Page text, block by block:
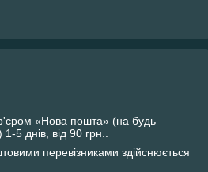
«Нова пошта» (на будь
5 днів, від 90 грн..
перевізниками здійснюється